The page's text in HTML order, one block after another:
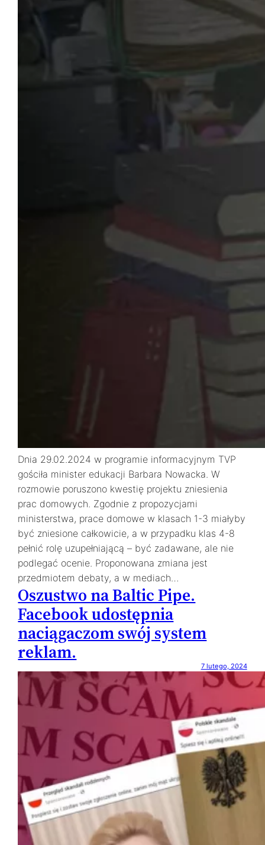
Dnia 29.02.2024 w programie informacyjnym TVP
gościła minister edukacji Barbara Nowacka. W
rozmowie poruszono kwestię projektu zniesienia
prac domowych. Zgodnie z propozycjami
ministerstwa, prace domowe w klasach 1-3 miałyby
być zniesione całkowicie, a w przypadku klas 4-8
pełnić rolę uzupełniającą – być zadawane, ale nie
podlegać ocenie. Proponowana zmiana jest
przedmiotem debaty, a w mediach…
Oszustwo na Baltic Pipe.
Facebook udostępnia
naciągaczom swój system
reklam.
7 lutego, 2024